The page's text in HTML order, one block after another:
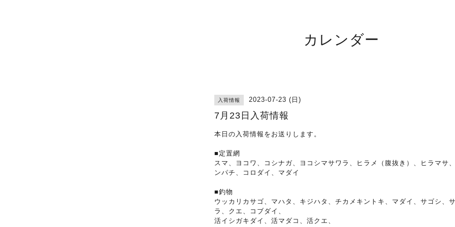
カレンダー
入荷情報 2023-07-23 (日)
7月23日入荷情報
本日の入荷情報をお送りします。
■定置網
スマ、ヨコワ、コシナガ、ヨコシマサワラ、ヒラメ（腹抜き）、ヒラマサ
ンパチ、コロダイ、マダイ
■釣物
ウッカリカサゴ、マハタ、キジハタ、チカメキントキ、マダイ、サゴシ、
ラ、クエ、コブダイ、
活イシガキダイ、活マダコ、活クエ、